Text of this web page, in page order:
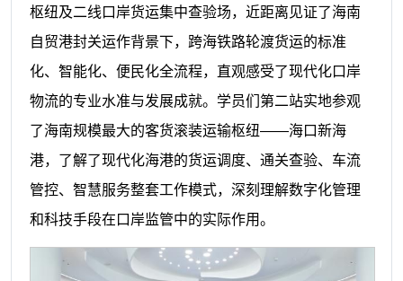
枢纽及二线口岸货运集中查验场，近距离见证了海南
自贸港封关运作背景下，跨海铁路轮渡货运的标准
化、智能化、便民化全流程，直观感受了现代化口岸
物流的专业水准与发展成就。学员们第二站实地参观
了海南规模最大的客货滚装运输枢纽——海口新海
港，了解了现代化海港的货运调度、通关查验、车流
管控、智慧服务整套工作模式，深刻理解数字化管理
和科技手段在口岸监管中的实际作用。